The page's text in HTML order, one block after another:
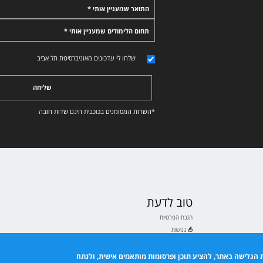
באתר, להציע תוכן ופרסומות מותאמים אישית, ולנתח
התואר שמעניין אותי *
תחום הלימודים שמעניין אותי *
שלחו לי עדכונים מאוניברסיטת תל אביב
שליחה
*השדות המסומנים בכוכבית הינם שדות חובה
לבעלי ולבעלות תואר
טוב לדעת
הגנת הפרטיות
נגישות